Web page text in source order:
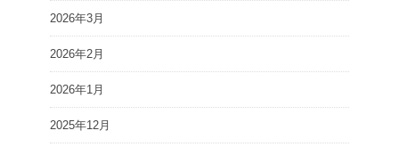
2026年3月
2026年2月
2026年1月
2025年12月